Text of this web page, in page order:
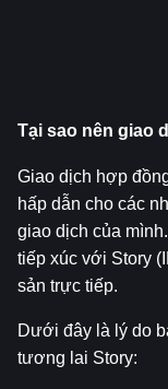
Tại sao nên giao
Giao dịch hợp
hấp dẫn cho các
giao dịch của
tiếp xúc với Story
sản trực tiếp.
Dưới đây là lý do
tương lai Story: